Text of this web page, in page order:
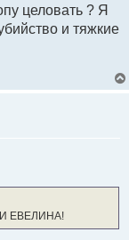
целовать ? Я
и тяжкие
И ЕВЕЛИНА!